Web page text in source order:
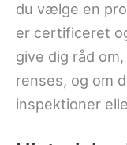
du vælge en
er certificeret
give dig råd
renses, og om
inspektioner